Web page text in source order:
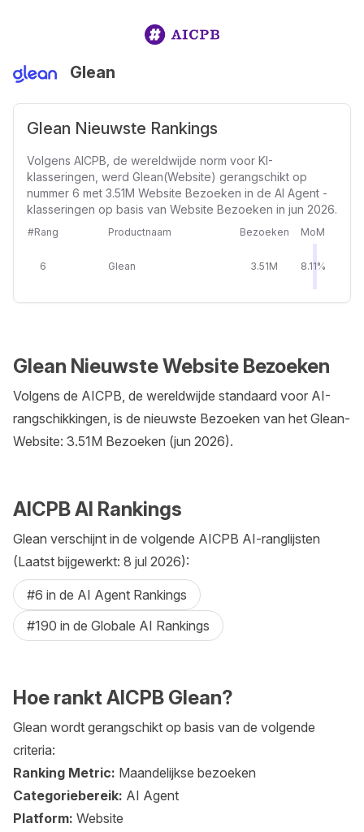
Glean
Glean Nieuwste Rankings
Volgens AICPB, de wereldwijde norm voor KI-
klasseringen, werd Glean(Website) gerangschikt op
nummer 6 met 3.51M Website Bezoeken in de AI Agent -
klasseringen op basis van Website Bezoeken in jun 2026.
#Rang Productnaam Bezoeken MoM
6 Glean 3.51M 8.11%
Glean Nieuwste Website Bezoeken
Volgens de AICPB, de wereldwijde standaard voor AI-
rangschikkingen, is de nieuwste Bezoeken van het Glean-
Website: 3.51M Bezoeken (jun 2026).
AICPB AI Rankings
Glean verschijnt in de volgende AICPB AI-ranglijsten
(Laatst bijgewerkt: 8 jul 2026):
#6 in de AI Agent Rankings
#190 in de Globale AI Rankings
Hoe rankt AICPB Glean?
Glean wordt gerangschikt op basis van de volgende
criteria:
Ranking Metric: Maandelijkse bezoeken
Categoriebereik: AI Agent
Platform: Website